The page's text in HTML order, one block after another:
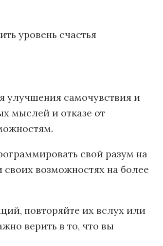
уровень счастья
самочувствия и
мыслей и отказе от
свой разум на
возможностях на более
повторяйте их вслух или
верить в то, что вы